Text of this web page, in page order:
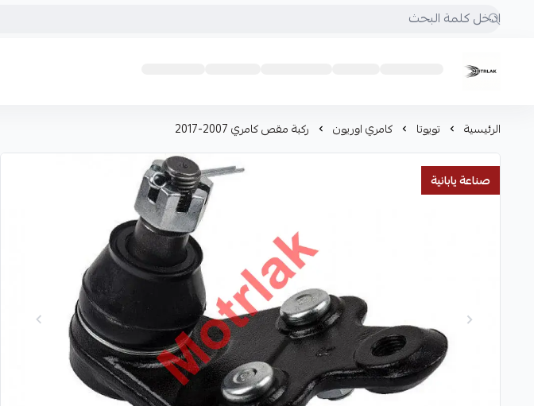
Motrlak
الرئيسية تويوتا كامري اوريون ركبة مقص كامري 2007-2017
صناعة يابانية